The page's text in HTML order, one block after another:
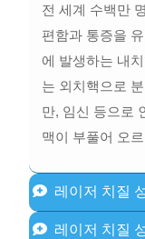
전 세계 수백만
편함과 통증을
에 발생하는 내
는 외치핵으로
만, 임신 등으로
맥이 부풀어 오
레이저 치질
레이저 치질